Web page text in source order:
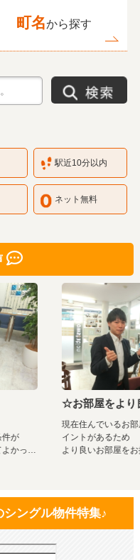
町名から探す
駅近10分以内
ネット無料
ングル物件特集♪